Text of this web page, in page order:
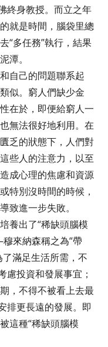
終身教授。而立之年
就是時間，腦袋里總
“多任務”執行，結果
潭。
自己的問題聯系起
似。窮人們缺少金
在於，即便給窮人一
無法很好地利用。在
乏的狀態下，人們對
些人的注意力，以至
成心理的焦慮和資源
特別沒時間的時候，
致進一步失敗。
養出了“稀缺頭腦模
來納森稱之為“帶
滿足生活所需，不
慮投資和發展事宜；
，不得不被看上去最
排更長遠的發展。即
這種“稀缺頭腦模